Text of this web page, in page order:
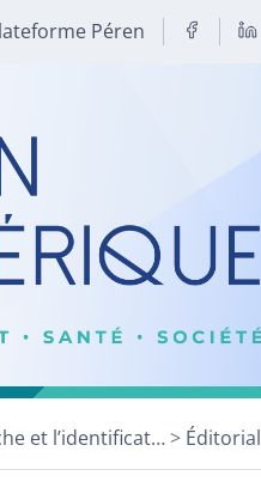
Péren
et l’identificat… Éditorial